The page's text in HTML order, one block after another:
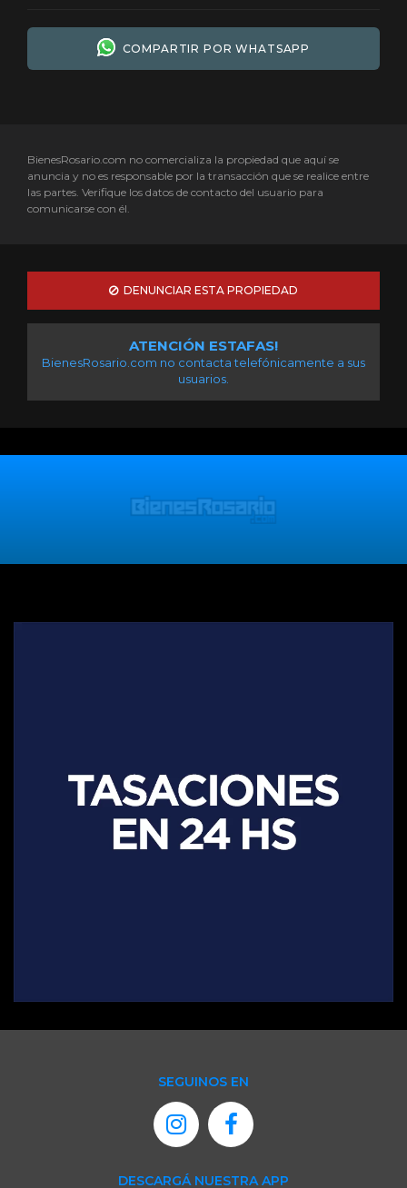
COMPARTIR POR WHATSAPP
BienesRosario.com no comercializa la propiedad que aquí se
anuncia y no es responsable por la transacción que se realice entre
las partes. Verifique los datos de contacto del usuario para
comunicarse con él.
DENUNCIAR ESTA PROPIEDAD
ATENCIÓN ESTAFAS!
BienesRosario.com no contacta telefónicamente a sus
usuarios.
SEGUINOS EN
DESCARGÁ NUESTRA APP